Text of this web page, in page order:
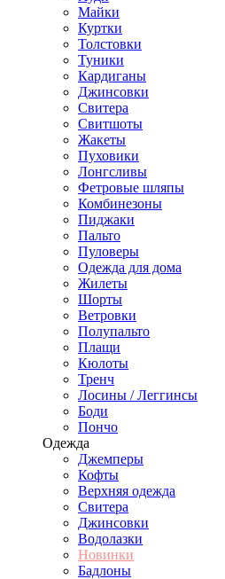
Майки
Куртки
Толстовки
Туники
Кардиганы
Джинсовки
Свитера
Свитшоты
Жакеты
Пуховики
Лонгсливы
Фетровые шляпы
Комбинезоны
Пиджаки
Пальто
Пуловеры
Одежда для дома
Жилеты
Шорты
Ветровки
Полупальто
Плащи
Кюлоты
Тренч
Лосины / Леггинсы
Боди
Пончо
Одежда
Джемперы
Кофты
Верхняя одежда
Свитера
Джинсовки
Водолазки
Новинки
Бадлоны